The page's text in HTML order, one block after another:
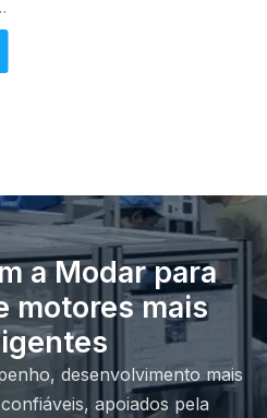
a Modar para
motores mais
desenvolvimento mais
apoiados pela